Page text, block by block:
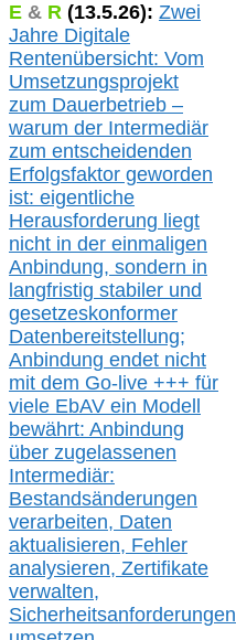
E & R (13.5.26): Zwei
Jahre Digitale
Rentenübersicht: Vom
Umsetzungsprojekt
zum Dauerbetrieb –
warum der Intermediär
zum entscheidenden
Erfolgsfaktor geworden
ist: eigentliche
Herausforderung liegt
nicht in der einmaligen
Anbindung, sondern in
langfristig stabiler und
gesetzeskonformer
Datenbereitstellung;
Anbindung endet nicht
mit dem Go-live +++ für
viele EbAV ein Modell
bewährt: Anbindung
über zugelassenen
Intermediär:
Bestandsänderungen
verarbeiten, Daten
aktualisieren, Fehler
analysieren, Zertifikate
verwalten,
Sicherheitsanforderungen